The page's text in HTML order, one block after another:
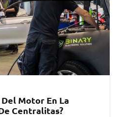
Del Motor En La
Centralitas?